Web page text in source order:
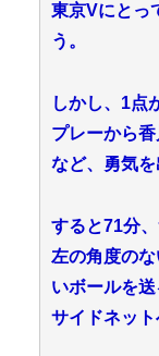
東京Vにとっ
う。
しかし、1点
プレーから
など、勇気を
すると71分
左の角度の
いボールを
サイドネット